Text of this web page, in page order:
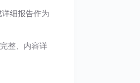
细报告作为
整、内容详